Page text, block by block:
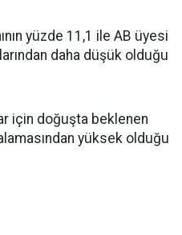
yüzde 11,1 ile AB üyesi
daha düşük olduğu
için doğuşta beklenen
yüksek olduğu